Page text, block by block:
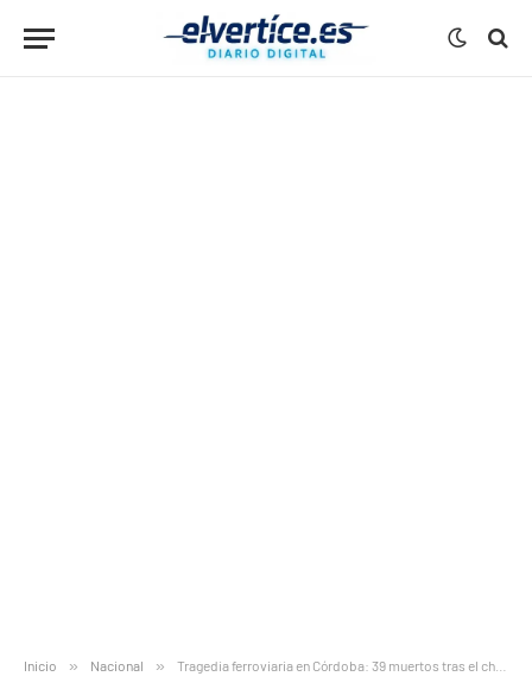
Inicio » Nacional » Tragedia ferroviaria en Córdoba: 39 muertos tras el choque de dos trenes